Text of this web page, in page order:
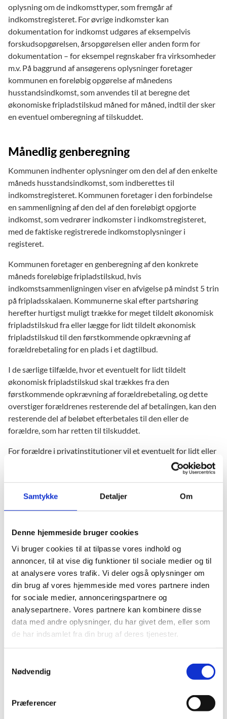
Samtykke Detaljer Om
Denne hjemmeside bruger cookies
Vi bruger cookies til at tilpasse vores indhold og
annoncer, til at vise dig funktioner til sociale medier og til
at analysere vores trafik. Vi deler også oplysninger om
din brug af vores hjemmeside med vores partnere inden
for sociale medier, annonceringspartnere og
analysepartnere. Vores partnere kan kombinere disse
data med andre oplysninger, du har givet dem, eller som
de har indsamlet fra din brug af deres tjenester.
Nødvendig
Præferencer
oplysning om de indkomsttyper, som fremgår af
indkomstregisteret. For øvrige indkomster kan
dokumentation for indkomst udgøres af eksempelvis
forskudsopgørelsen, årsopgørelsen eller anden form for
dokumentation – for eksempel regnskaber fra virksomheder
m.v. På baggrund af ansøgerens oplysninger foretager
kommunen en foreløbig opgørelse af månedens
husstandsindkomst, som anvendes til at beregne det
økonomiske fripladstilskud måned for måned, indtil der sker
en eventuel omberegning af tilskuddet.
Månedlig genberegning
Kommunen indhenter oplysninger om den del af den enkelte
måneds husstandsindkomst, som indberettes til
indkomstregisteret. Kommunen foretager i den forbindelse
en sammenligning af den del af den foreløbigt opgjorte
indkomst, som vedrører indkomster i indkomstregisteret,
med de faktiske registrerede indkomstoplysninger i
registeret.
Kommunen foretager en genberegning af den konkrete
måneds foreløbige fripladstilskud, hvis
indkomstsammenligningen viser en afvigelse på mindst 5 trin
på fripladsskalaen. Kommunerne skal efter partshøring
herefter hurtigst muligt trække for meget tildelt økonomisk
fripladstilskud fra eller lægge for lidt tildelt økonomisk
fripladstilskud til den førstkommende opkrævning af
forældrebetaling for en plads i et dagtilbud.
I de særlige tilfælde, hvor et eventuelt for lidt tildelt
økonomisk fripladstilskud skal trækkes fra den
førstkommende opkrævning af forældrebetaling, og dette
overstiger forældrenes resterende del af betalingen, kan den
resterende del af beløbet efterbetales til den eller de
forældre, som har retten til tilskuddet.
For forældre i privatinstitutioner vil et eventuelt for lidt eller
for meget tildelt fripladstilskud skulle tilbagebetales af eller
efterbetales direkte til den eller de forældre, der har retten til
barn ikke længere er indskrevet i et dagtilbud, fritidshjem
eller klubtilbud m.v.
Hvis genberegningen medfører, at forældrene ikke har fået
tildelt økonomisk fripladstilskud i tre sammenhængende
måneder som følge af indkomstændringer, der ikke skyldes
ændring af husstandssammensætning, skal forældrene søge
om økonomisk fripladstilskud på ny. Hvis ansøgningen
indgives inden udgangen af den måned, der følger efter den
3. måned, hvor fripladstilskuddet ikke er tildelt, skal
fripladstilskuddet tildeles fra starten af denne måned.
Omberegning
Det er muligt for forældrene at få omberegnet det
økonomiske fripladstilskud, når betingelserne er opfyldt, og
indkomstændringerne fremgår af indkomstregisteret.